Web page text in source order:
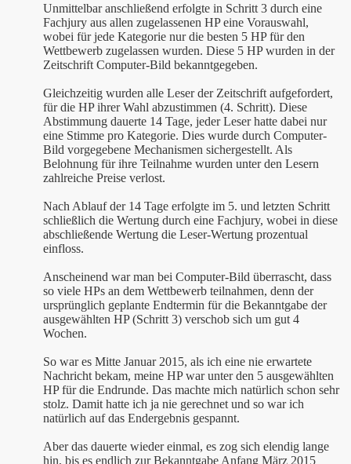
Unmittelbar anschließend erfolgte in Schritt 3 durch eine
Fachjury aus allen zugelassenen HP eine Vorauswahl,
wobei für jede Kategorie nur die besten 5 HP für den
Wettbewerb zugelassen wurden. Diese 5 HP wurden in der
Zeitschrift Computer-Bild bekanntgegeben.
Gleichzeitig wurden alle Leser der Zeitschrift aufgefordert,
für die HP ihrer Wahl abzustimmen (4. Schritt). Diese
Abstimmung dauerte 14 Tage, jeder Leser hatte dabei nur
eine Stimme pro Kategorie. Dies wurde durch Computer-
Bild vorgegebene Mechanismen sichergestellt. Als
Belohnung für ihre Teilnahme wurden unter den Lesern
zahlreiche Preise verlost.
Nach Ablauf der 14 Tage erfolgte im 5. und letzten Schritt
schließlich die Wertung durch eine Fachjury, wobei in diese
abschließende Wertung die Leser-Wertung prozentual
einfloss.
Anscheinend war man bei Computer-Bild überrascht, dass
so viele HPs an dem Wettbewerb teilnahmen, denn der
ursprünglich geplante Endtermin für die Bekanntgabe der
ausgewählten HP (Schritt 3) verschob sich um gut 4
Wochen.
So war es Mitte Januar 2015, als ich eine nie erwartete
Nachricht bekam, meine HP war unter den 5 ausgewählten
HP für die Endrunde. Das machte mich natürlich schon sehr
stolz. Damit hatte ich ja nie gerechnet und so war ich
natürlich auf das Endergebnis gespannt.
Aber das dauerte wieder einmal, es zog sich elendig lange
hin, bis es endlich zur Bekanntgabe Anfang März 2015